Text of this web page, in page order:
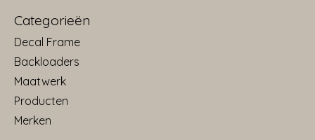
Categorieën
Decal Frame
Backloaders
Maatwerk
Producten
Merken